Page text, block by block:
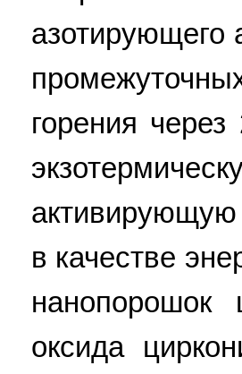
азотирующего
горения
в качестве
нанопорошок
оксида